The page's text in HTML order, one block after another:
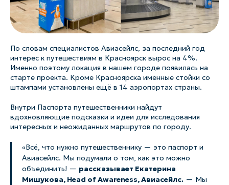
По словам специалистов Авиасейлс, за последний год
интерес к путешествиям в Красноярск вырос на 4%.
Именно поэтому локация в нашем городе появилась на
старте проекта. Кроме Красноярска именные стойки со
штампами установлены ещё в 14 аэропортах страны.
Внутри Паспорта путешественники найдут
вдохновляющие подсказки и идеи для исследования
интересных и неожиданных маршрутов по городу.
«Всё, что нужно путешественнику — это паспорт и
Авиасейлс. Мы подумали о том, как это можно
объединить! — рассказывает Екатерина
Мишукова, Head of Awareness, Авиасейлс. — Мы